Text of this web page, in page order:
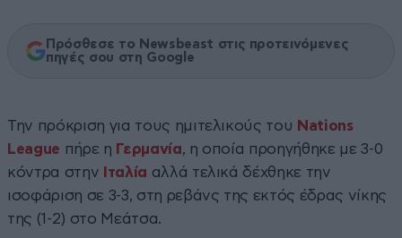
Πρόσθεσε το Newsbeast στις προτεινόμενες
πηγές σου στη Google
Την πρόκριση για τους ημιτελικούς του Nations
League πήρε η Γερμανία, η οποία προηγήθηκε με 3-0
κόντρα στην
Ιταλία αλλά τελικά δέχθηκε την
ισοφάριση σε 3-3, στη ρεβάνς της εκτός έδρας νίκης
της (1-2) στο Μεάτσα.